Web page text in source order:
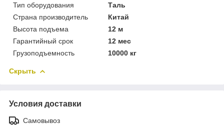
Тип оборудования
Таль
Страна производитель
Китай
Высота подъема
12 м
Гарантийный срок
12 мес
Грузоподъемность
10000 кг
Скрыть
Условия доставки
Самовывоз